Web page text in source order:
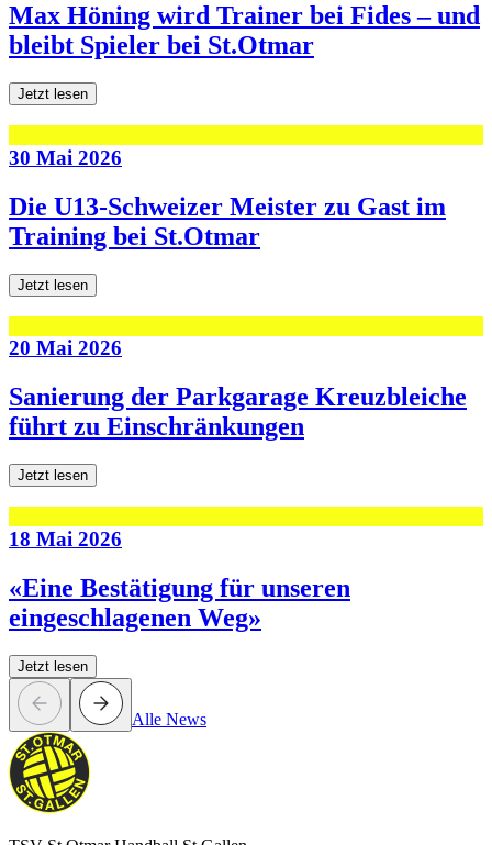
Max Höning wird Trainer bei Fides – und
bleibt Spieler bei St.Otmar
Jetzt lesen
30 Mai 2026
Die U13-Schweizer Meister zu Gast im
Training bei St.Otmar
Jetzt lesen
20 Mai 2026
Sanierung der Parkgarage Kreuzbleiche
führt zu Einschränkungen
Jetzt lesen
18 Mai 2026
«Eine Bestätigung für unseren
eingeschlagenen Weg»
Jetzt lesen
Alle News